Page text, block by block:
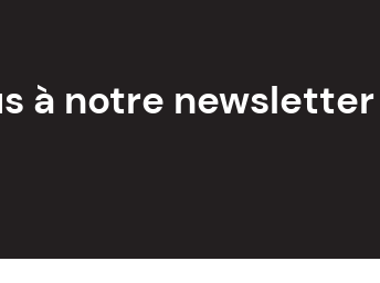
à notre